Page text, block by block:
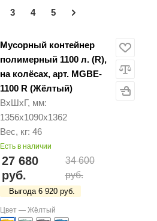
3 4 5
Мусорный контейнер
полимерный 1100 л. (R),
на колёсах, арт. MGBE-
1100 R (Жёлтый)
ВхШхГ, мм:
1356х1090х1362
Вес, кг: 46
Есть в наличии
27 680
руб.
34 600
руб.
Выгода 6 920 руб.
Цвет — Жёлтый